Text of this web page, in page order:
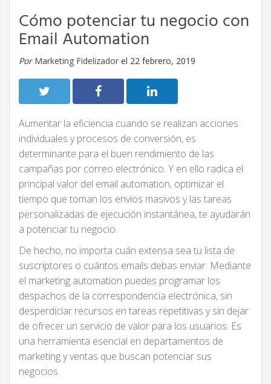
Cómo potenciar tu negocio con
Email Automation
Por Marketing Fidelizador el 22 febrero, 2019
Aumentar la eficiencia cuando se realizan acciones
individuales y procesos de conversión, es
determinante para el buen rendimiento de las
campañas por correo electrónico. Y en ello radica el
principal valor del email automation, optimizar el
tiempo que toman los envíos masivos y las tareas
personalizadas de ejecución instantánea, te ayudarán
a potenciar tu negocio.
De hecho, no importa cuán extensa sea tu lista de
suscriptores o cuántos emails debas enviar. Mediante
el marketing automation puedes programar los
despachos de la correspondencia electrónica, sin
desperdiciar recursos en tareas repetitivas y sin dejar
de ofrecer un servicio de valor para los usuarios. Es
una herramienta esencial en departamentos de
marketing y ventas que buscan potenciar sus
negocios.